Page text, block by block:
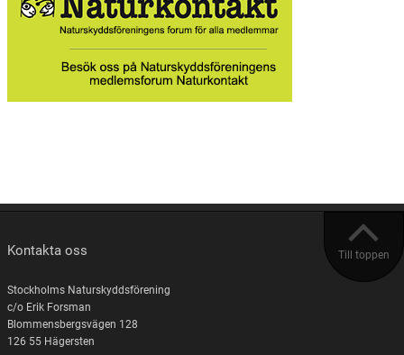
Till toppen
Kontakta oss
Stockholms Naturskyddsförening
c/o Erik Forsman
Blommensbergsvägen 128
126 55 Hägersten